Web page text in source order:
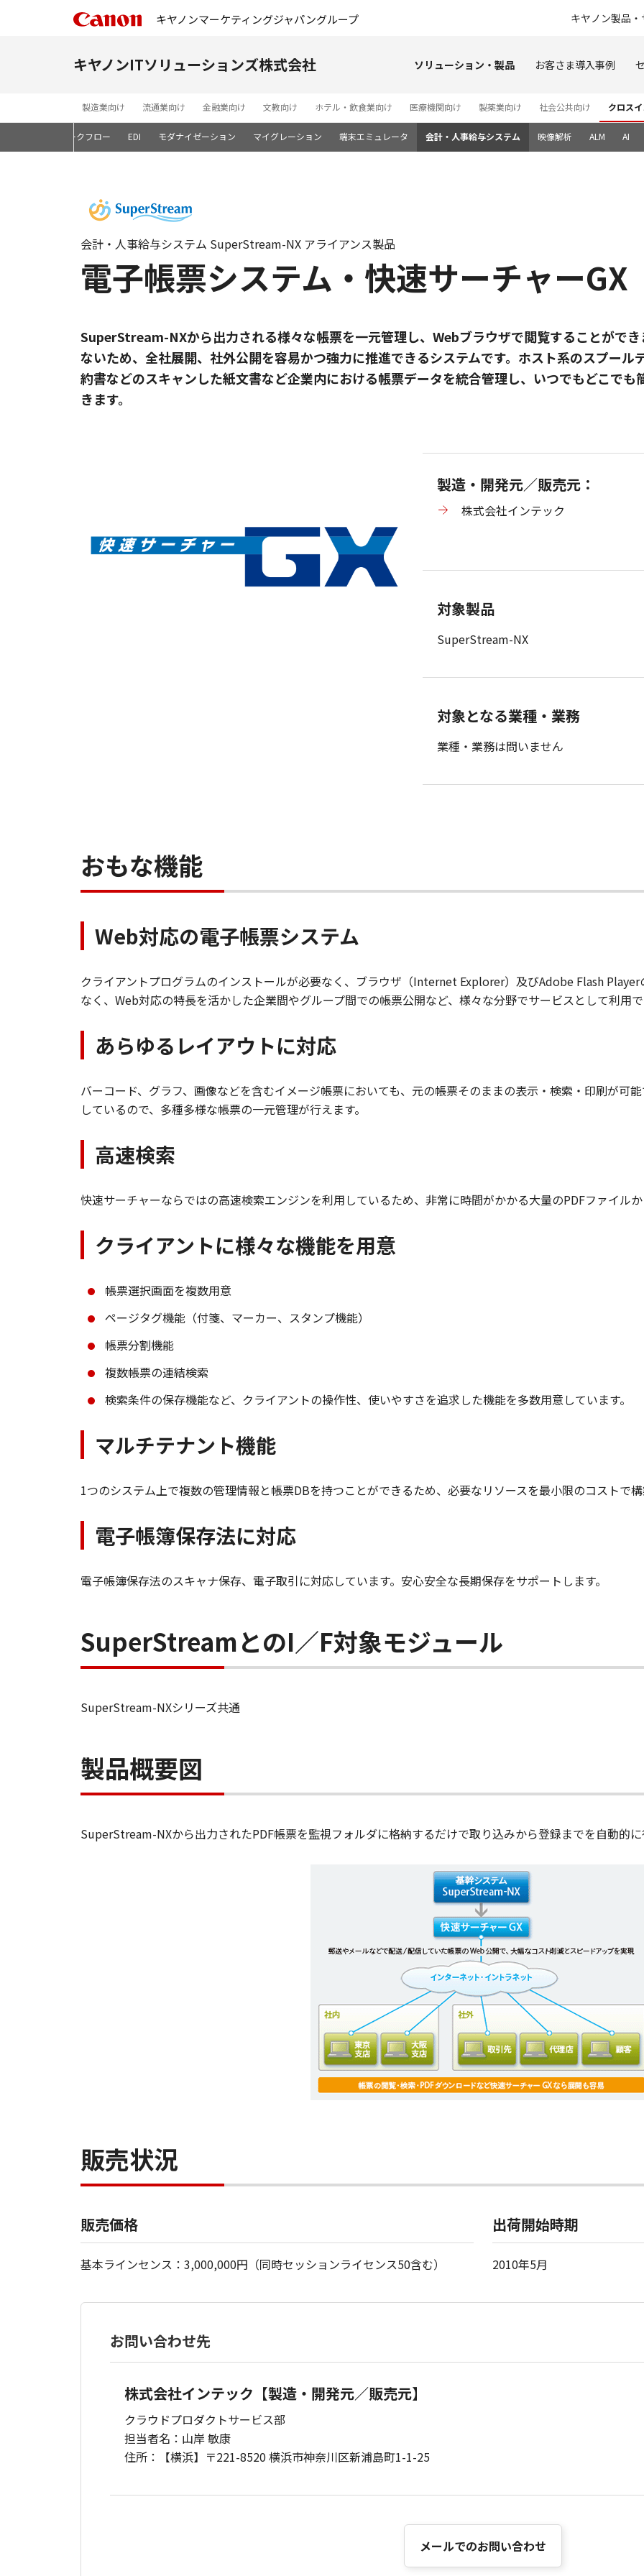
キヤノンマーケティングジャパングループ キヤノン製品
キヤノンITソリューションズ株式会社 ソリューション・製品 お客さま導入事例
製造業向け 流通業向け 金融業向け 文教向け ホテル・飲食業向け 医療機関向け 製薬業向け 社会公共向け クロス
ワークフロー EDI モダナイゼーション マイグレーション 端末エミュレータ 会計・人事給与システム 映像解析 ALM AI
電子帳票システム・快速サーチャーGX
会計・人事給与システム SuperStream-NX アライアンス製品
SuperStream-NXから出力される様々な帳票を一元管理し、Webブラウザで閲覧することがで
ないため、全社展開、社外公開を容易かつ強力に推進できるシステムです。ホスト系のスプール
約書などのスキャンした紙文書など企業内における帳票データを統合管理し、いつでもどこで
きます。
製造・開発元／販売元：
株式会社インテック
対象製品
SuperStream-NX
対象となる業種・業務
業種・業務は問いません
おもな機能
Web対応の電子帳票システム
クライアントプログラムのインストールが必要なく、ブラウザ（Internet Explorer）及びAdobe Flash
なく、Web対応の特長を活かした企業間やグループ間での帳票公開など、様々な分野でサービスとして利用で
あらゆるレイアウトに対応
バーコード、グラフ、画像などを含むイメージ帳票においても、元の帳票そのままの表示・検索・印刷が可
しているので、多種多様な帳票の一元管理が行えます。
高速検索
快速サーチャーならではの高速検索エンジンを利用しているため、非常に時間がかかる大量のPDFファイルか
クライアントに様々な機能を用意
帳票選択画面を複数用意
ページタグ機能（付箋、マーカー、スタンプ機能）
帳票分割機能
複数帳票の連結検索
検索条件の保存機能など、クライアントの操作性、使いやすさを追求した機能を多数用意しています。
マルチテナント機能
1つのシステム上で複数の管理情報と帳票DBを持つことができるため、必要なリソースを最小限のコストで構
電子帳簿保存法に対応
電子帳簿保存法のスキャナ保存、電子取引に対応しています。安心安全な長期保存をサポートします。
SuperStreamとのI／F対象モジュール
SuperStream-NXシリーズ共通
製品概要図
SuperStream-NXから出力されたPDF帳票を監視フォルダに格納するだけで取り込みから登録までを自動的に
販売状況
販売価格
基本ラインセンス：3,000,000円（同時セッションライセンス50含む）
出荷開始時期
2010年5月
お問い合わせ先
株式会社インテック【製造・開発元／販売元】
クラウドプロダクトサービス部
担当者名：山岸 敏康
住所：【横浜】〒221-8520 横浜市神奈川区新浦島町1-1-25
メールでのお問い合わせ